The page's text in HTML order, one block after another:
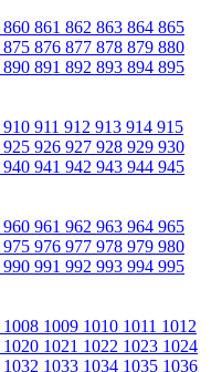
860 861 862 863 864 865
875 876 877 878 879 880
890 891 892 893 894 895
910 911 912 913 914 915
925 926 927 928 929 930
940 941 942 943 944 945
960 961 962 963 964 965
975 976 977 978 979 980
990 991 992 993 994 995
1008 1009 1010 1011 1012
1020 1021 1022 1023 1024
1032 1033 1034 1035 1036